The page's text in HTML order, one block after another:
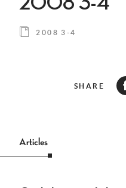
2008 3-4
SHARE
Articles